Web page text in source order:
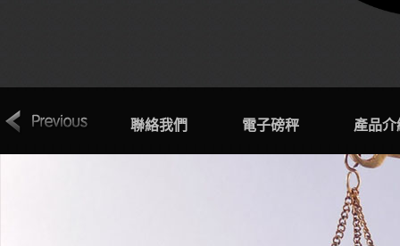
關於電子磅秤 聯絡我們 電子磅秤 產品介